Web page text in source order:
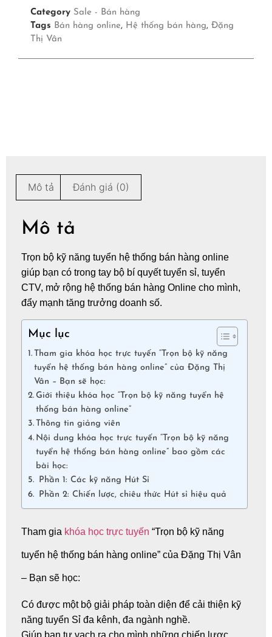
Category Sale - Bán hàng
Tags Bán hàng online, Hệ thống bán hàng, Đặng
Thị Vân
Mô tả Đánh giá (0)
Mô tả
Trọn bộ kỹ năng tuyển hệ thống bán hàng online
giúp bạn có trong tay bộ bí quyết tuyển sỉ, tuyển
CTV, mở rộng hệ thống bán hàng Online cho mình,
đẩy mạnh tăng trưởng doanh số.
Mục lục
Tham gia khóa học trực tuyến “Trọn bộ kỹ năng
tuyển hệ thống bán hàng online” của Đặng Thị
Vân – Bạn sẽ học:
Giới thiệu khóa học “Trọn bộ kỹ năng tuyển hệ
thống bán hàng online”
Thông tin giảng viên
Nội dung khóa học trực tuyến “Trọn bộ kỹ năng
tuyển hệ thống bán hàng online” bao gồm các
bài học:
Phần 1: Các kỹ năng Hút Sỉ
Phần 2: Chiến lược, chiêu thức Hút sỉ hiệu quả
Tham gia khóa học trực tuyến “Trọn bộ kỹ năng
tuyển hệ thống bán hàng online” của Đặng Thị Vân
– Bạn sẽ học:
Có được một bộ giải pháp toàn diện để cải thiện kỹ
năng tuyển Sỉ đa kênh, đa ngành nghề.